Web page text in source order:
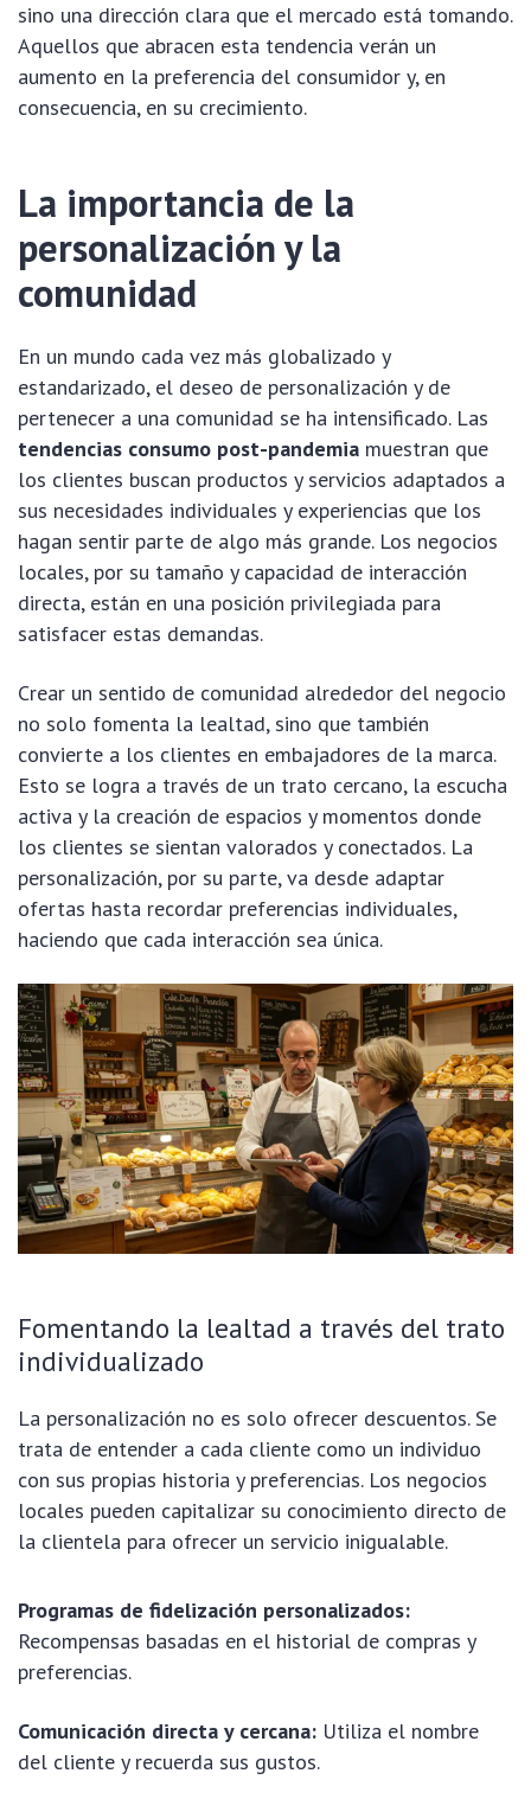
sino una dirección clara que el mercado está tomando.
Aquellos que abracen esta tendencia verán un
aumento en la preferencia del consumidor y, en
consecuencia, en su crecimiento.
La importancia de la
personalización y la
comunidad
En un mundo cada vez más globalizado y
estandarizado, el deseo de personalización y de
pertenecer a una comunidad se ha intensificado. Las
tendencias consumo post-pandemia muestran que
los clientes buscan productos y servicios adaptados a
sus necesidades individuales y experiencias que los
hagan sentir parte de algo más grande. Los negocios
locales, por su tamaño y capacidad de interacción
directa, están en una posición privilegiada para
satisfacer estas demandas.
Crear un sentido de comunidad alrededor del negocio
no solo fomenta la lealtad, sino que también
convierte a los clientes en embajadores de la marca.
Esto se logra a través de un trato cercano, la escucha
activa y la creación de espacios y momentos donde
los clientes se sientan valorados y conectados. La
personalización, por su parte, va desde adaptar
ofertas hasta recordar preferencias individuales,
haciendo que cada interacción sea única.
Fomentando la lealtad a través del trato
individualizado
La personalización no es solo ofrecer descuentos. Se
trata de entender a cada cliente como un individuo
con sus propias historia y preferencias. Los negocios
locales pueden capitalizar su conocimiento directo de
la clientela para ofrecer un servicio inigualable.
Programas de fidelización personalizados:
Recompensas basadas en el historial de compras y
preferencias.
Comunicación directa y cercana: Utiliza el nombre
del cliente y recuerda sus gustos.